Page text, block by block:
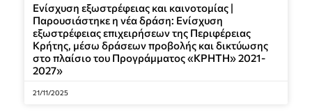
Ενίσχυση εξωστρέφειας και καινοτομίας |
Παρουσιάστηκε η νέα δράση: Ενίσχυση
εξωστρέφειας επιχειρήσεων της Περιφέρειας
Κρήτης, μέσω δράσεων προβολής και δικτύωσης
στο πλαίσιο του Προγράμματος «ΚΡΗΤΗ» 2021-
2027»
21/11/2025